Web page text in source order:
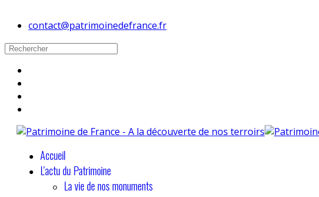
contact@patrimoinedefrance.fr
Accueil
L'actu du Patrimoine
La vie de nos monuments